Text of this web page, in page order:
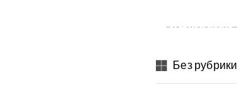
Рубрики
Без рубрики